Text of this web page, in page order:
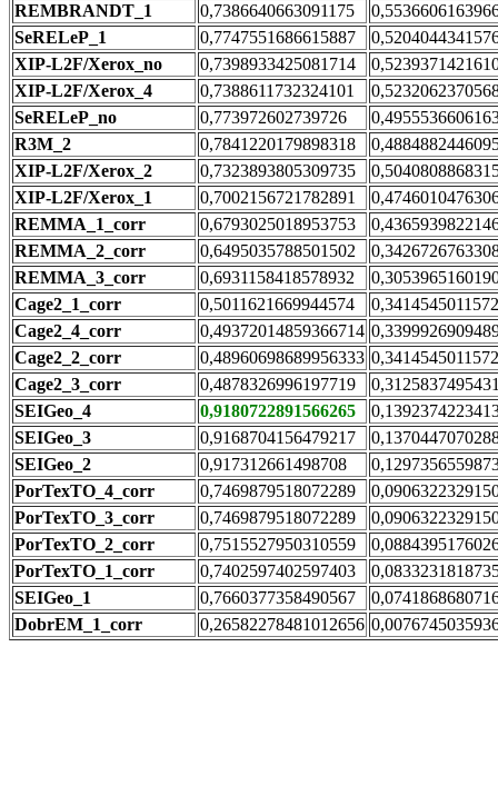
REMBRANDT_1
0,7386640663091175
SeRELeP_1
0,7747551686615887
XIP-L2F/Xerox_no
0,7398933425081714
XIP-L2F/Xerox_4
0,7388611732324101
SeRELeP_no
0,773972602739726
R3M_2
0,7841220179898318
XIP-L2F/Xerox_2
0,7323893805309735
XIP-L2F/Xerox_1
0,7002156721782891
REMMA_1_corr
0,6793025018953753
REMMA_2_corr
0,6495035788501502
REMMA_3_corr
0,6931158418578932
Cage2_1_corr
0,5011621669944574
Cage2_4_corr
0,49372014859366714
Cage2_2_corr
0,48960698689956333
Cage2_3_corr
0,4878326996197719
SEIGeo_4
0,9180722891566265
SEIGeo_3
0,9168704156479217
SEIGeo_2
0,917312661498708
PorTexTO_4_corr
0,7469879518072289
PorTexTO_3_corr
0,7469879518072289
PorTexTO_2_corr
0,7515527950310559
PorTexTO_1_corr
0,7402597402597403
SEIGeo_1
0,7660377358490567
DobrEM_1_corr
0,26582278481012656